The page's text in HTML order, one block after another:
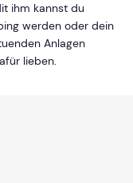
ihm kannst du
werden oder dein
Anlagen
lieben.